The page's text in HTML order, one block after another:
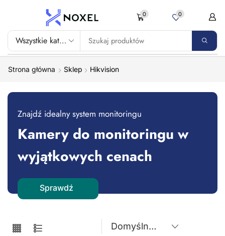
0 0
Strona główna Shop Hikvision
Znajdź idealny system monitoringu
Kamery do monitoringu w
wyjątkowych cenach
Sprawdź